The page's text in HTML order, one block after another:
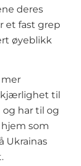
deres
et fast grep
øyeblikk
kjærlighet til
har til og
som
Ukrainas